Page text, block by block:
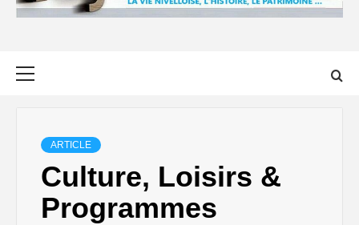
ARTICLE
Culture, Loisirs &
Programmes